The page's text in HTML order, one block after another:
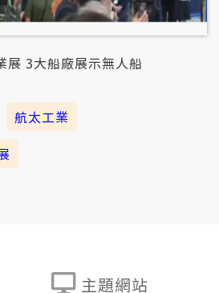
展 3大船廠展示無人船
航太工業
主題網站